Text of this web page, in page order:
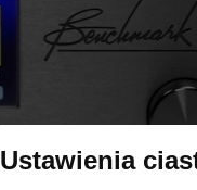
Ustawienia